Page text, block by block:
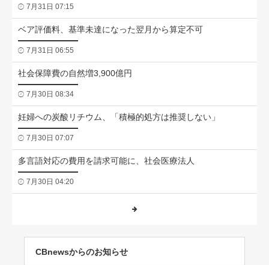
7月31日 07:15
ベア評価料、基準未達になった翌月から算定不可
7月31日 06:55
社会保障費の自然増3,900億円
7月30日 08:34
妊婦への炭酸リチウム、「積極的処方は推奨しない」
7月30日 07:07
多言語対応の費用を請求可能に、社会医療法人
7月30日 04:20
CBnewsからのお知らせ